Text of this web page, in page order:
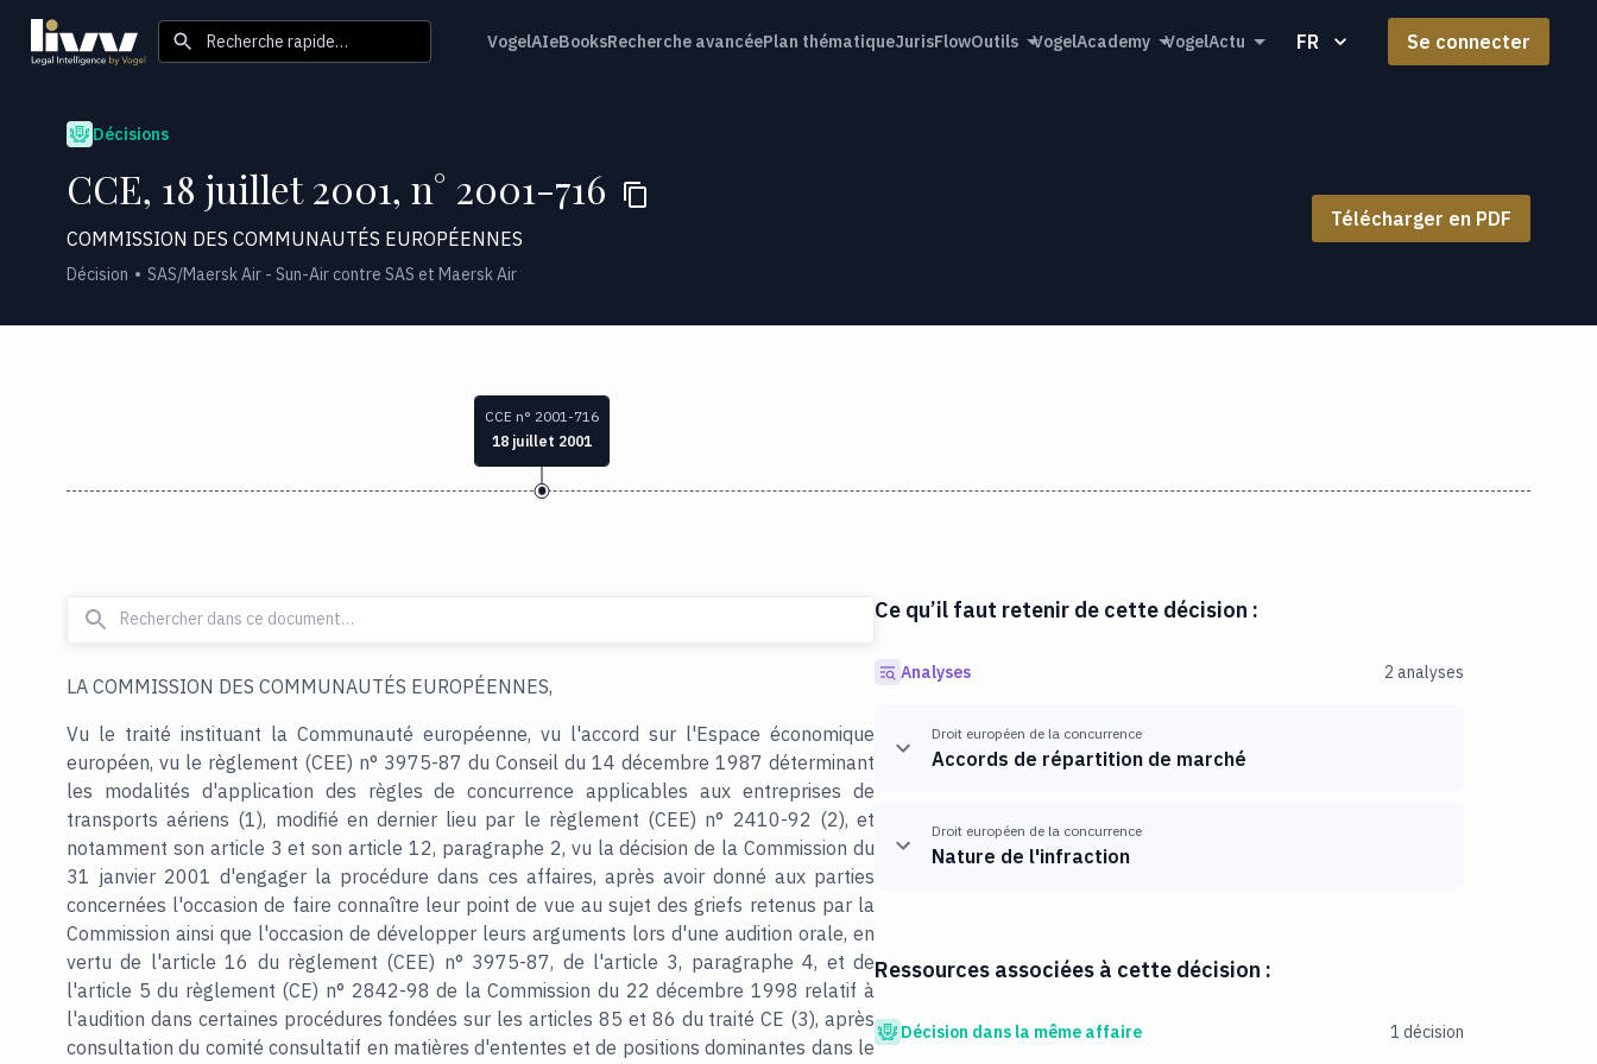
Recherche rapide… VogelAIeBooksRecherche avancéePlan thématiqueJurisFlowOutils VogelAcademy VogelActu FR Se connecter
Décisions
CCE, 18 juillet 2001, n° 2001-716
COMMISSION DES COMMUNAUTÉS EUROPÉENNES
Télécharger en PDF
Décision SAS/Maersk Air - Sun-Air contre SAS et Maersk Air
CCE n° 2001-716
18 juillet 2001
LA COMMISSION DES COMMUNAUTÉS EUROPÉENNES,
Vu le traité instituant la Communauté européenne, vu l'accord sur l'Espace économique
européen, vu le règlement (CEE) n° 3975-87 du Conseil du 14 décembre 1987 déterminant
les modalités d'application des règles de concurrence applicables aux entreprises de
transports aériens (1), modifié en dernier lieu par le règlement (CEE) n° 2410-92 (2), et
notamment son article 3 et son article 12, paragraphe 2, vu la décision de la Commission du
31 janvier 2001 d'engager la procédure dans ces affaires, après avoir donné aux parties
concernées l'occasion de faire connaître leur point de vue au sujet des griefs retenus par la
Commission ainsi que l'occasion de développer leurs arguments lors d'une audition orale, en
vertu de l'article 16 du règlement (CEE) n° 3975-87, de l'article 3, paragraphe 4, et de
l'article 5 du règlement (CE) n° 2842-98 de la Commission du 22 décembre 1998 relatif à
l'audition dans certaines procédures fondées sur les articles 85 et 86 du traité CE (3), après
consultation du comité consultatif en matières d'ententes et de positions dominantes dans le
Ce qu’il faut retenir de cette décision :
Analyses 2 analyses
Droit européen de la concurrence
Accords de répartition de marché
Droit européen de la concurrence
Nature de l'infraction
Ressources associées à cette décision :
Décision dans la même affaire 1 décision